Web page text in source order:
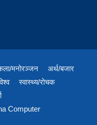
मनोरञ्जन
अर्थ/बजार
स्वास्थ्य/रोचक
Computer